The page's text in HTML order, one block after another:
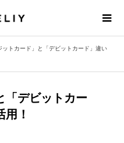
ットカード」と「デビットカード」違い
「デビットカー
！